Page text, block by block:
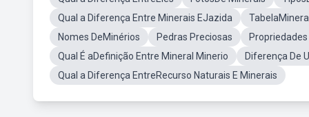
Qual a Diferença Entre Minerais EJazida
Nomes DeMinérios
Pedras Preciosas
Qual É aDefinição Entre Mineral Minerio
Diferença De
Qual a Diferença EntreRecurso Naturais E Minerais